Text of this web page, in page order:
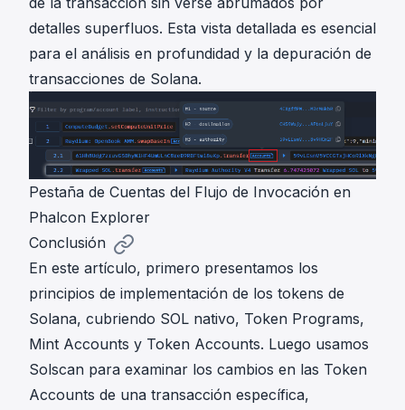
detalles superfluos. Esta vista detallada es esencial
para el análisis en profundidad y la depuración de
transacciones de Solana.
Pestaña de Cuentas del Flujo de Invocación en
Phalcon Explorer
Conclusión
En este artículo, primero presentamos los
principios de implementación de los tokens de
Solana, cubriendo SOL nativo, Token Programs,
Mint Accounts y Token Accounts. Luego usamos
Solscan para examinar los cambios en las Token
Accounts de una transacción específica,